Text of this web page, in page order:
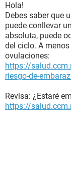
Hola!
Debes saber que
puede conllevar
absoluta, puede
del ciclo. A
ovulaciones:
https://
riesgo-de-
Revisa: ¿Estaré
https://